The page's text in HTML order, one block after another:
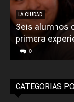
LA CIUDAD
Seis alumnos
primera
0
CATEGORIAS